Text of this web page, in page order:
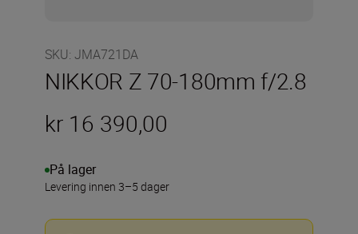
SKU: JMA721DA
NIKKOR Z 70-180mm f/2.8
kr 16 390,00
På lager
Levering innen 3–5 dager